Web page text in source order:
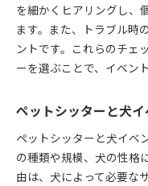
を細かくヒアリングし、
ます。また、トラブル時
ントです。これらのチェ
ーを選ぶことで、イベン
ペットシッターと犬
ペットシッターと犬イベ
の種類や規模、犬の性格
由は、犬によって必要な